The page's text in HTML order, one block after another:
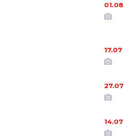
01.08
17.07
27.07
14.07